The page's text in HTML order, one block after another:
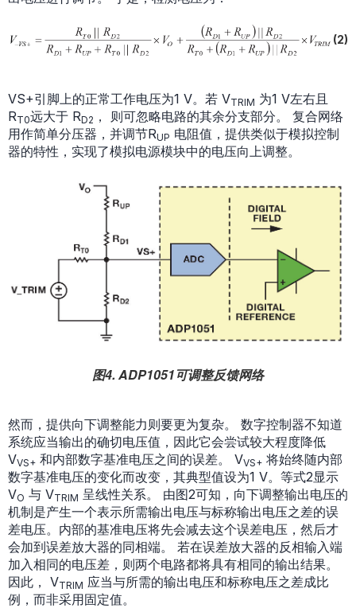
(2)
VS+引脚上的正常工作电压为1 V。若 VTRIM 为1 V左右且
RT0远大于 RD2 ， 则可忽略电路的其余分支部分。 复合网络
用作简单分压器，并调节RUP 电阻值，提供类似于模拟控制
器的特性，实现了模拟电源模块中的电压向上调整。
图4. ADP1051可调整反馈网络
然而，提供向下调整能力则要更为复杂。 数字控制器不知道
系统应当输出的确切电压值，因此它会尝试较大程度降低
VVS+ 和内部数字基准电压之间的误差。 VVS+ 将始终随内部
数字基准电压的变化而改变，其典型值设为1 V。等式2显示
VO 与 VTRIM 呈线性关系。 由图2可知，向下调整输出电压的
机制是产生一个表示所需输出电压与标称输出电压之差的误
差电压。内部的基准电压将先会减去这个误差电压，然后才
会加到误差放大器的同相端。 若在误差放大器的反相输入端
加入相同的电压差，则两个电路都将具有相同的输出结果。
因此， VTRIM 应当与所需的输出电压和标称电压之差成比
例，而非采用固定值。